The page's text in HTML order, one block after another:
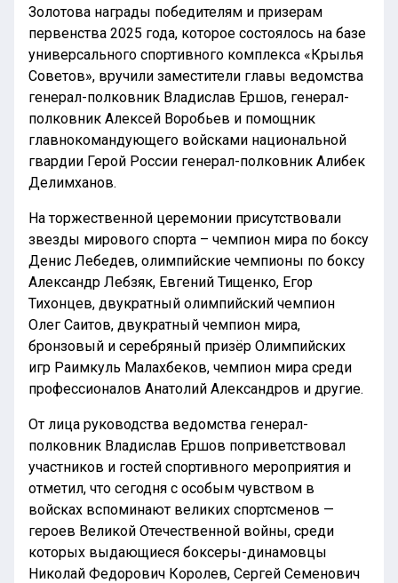
Золотова награды победителям и призерам
первенства 2025 года, которое состоялось на базе
универсального спортивного комплекса «Крылья
Советов», вручили заместители главы ведомства
генерал-полковник Владислав Ершов, генерал-
полковник Алексей Воробьев и помощник
главнокомандующего войсками национальной
гвардии Герой России генерал-полковник Алибек
Делимханов.
На торжественной церемонии присутствовали
звезды мирового спорта – чемпион мира по боксу
Денис Лебедев, олимпийские чемпионы по боксу
Александр Лебзяк, Евгений Тищенко, Егор
Тихонцев, двукратный олимпийский чемпион
Олег Саитов, двукратный чемпион мира,
бронзовый и серебряный призёр Олимпийских
игр Раимкуль Малахбеков, чемпион мира среди
профессионалов Анатолий Александров и другие.
От лица руководства ведомства генерал-
полковник Владислав Ершов поприветствовал
участников и гостей спортивного мероприятия и
отметил, что сегодня с особым чувством в
войсках вспоминают великих спортсменов —
героев Великой Отечественной войны, среди
которых выдающиеся боксеры-динамовцы
Николай Федорович Королев, Сергей Семенович